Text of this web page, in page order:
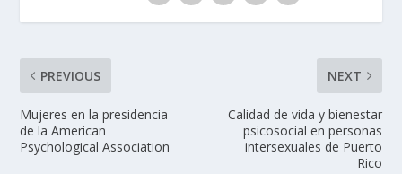
PREVIOUS
Mujeres en la presidencia
de la American
Psychological Association
NEXT
Calidad de vida y bienestar
psicosocial en personas
intersexuales de Puerto
Rico